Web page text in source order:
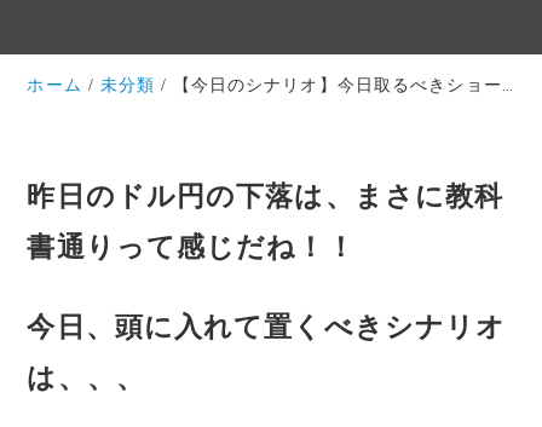
ホーム 未分類 【今日のシナリオ】今日取るべきショート戦略！ロング戦略！
昨日のドル円の下落は、まさに教科
書通りって感じだね！！
今日、頭に入れて置くべきシナリオ
は、、、